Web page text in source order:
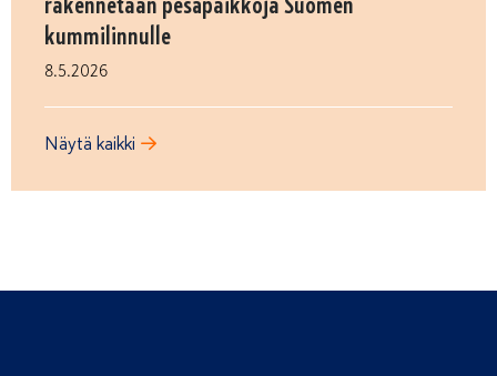
kummilinnulle
8.5.2026
Näytä kaikki